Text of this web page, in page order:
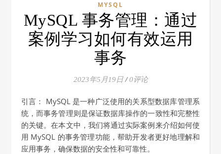
MYSQL
MySQL 事务管理：通过
案例学习如何有效运用
事务
2023年5月19日 / 0评论
引言： MySQL 是一种广泛使用的关系型数据库管理系
统，而事务管理则是保证数据库操作的一致性和完整性
的关键。在本文中，我们将通过实际案例来介绍如何使
用 MySQL 的事务管理功能，帮助开发者更好地理解和
应用事务，确保数据的安全性和可靠性。